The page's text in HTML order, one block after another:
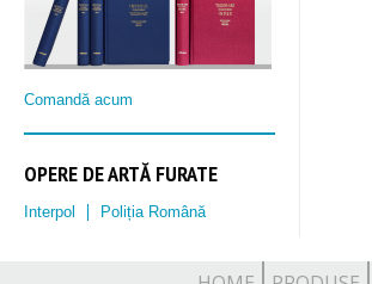
Comandă acum
OPERE DE ARTĂ FURATE
Interpol Poliția Română